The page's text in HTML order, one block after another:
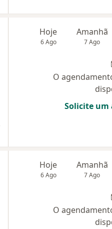
Hoje
6 Ago
Amanhã
7 Ago
O
Solicite
Hoje
6 Ago
Amanhã
7 Ago
O